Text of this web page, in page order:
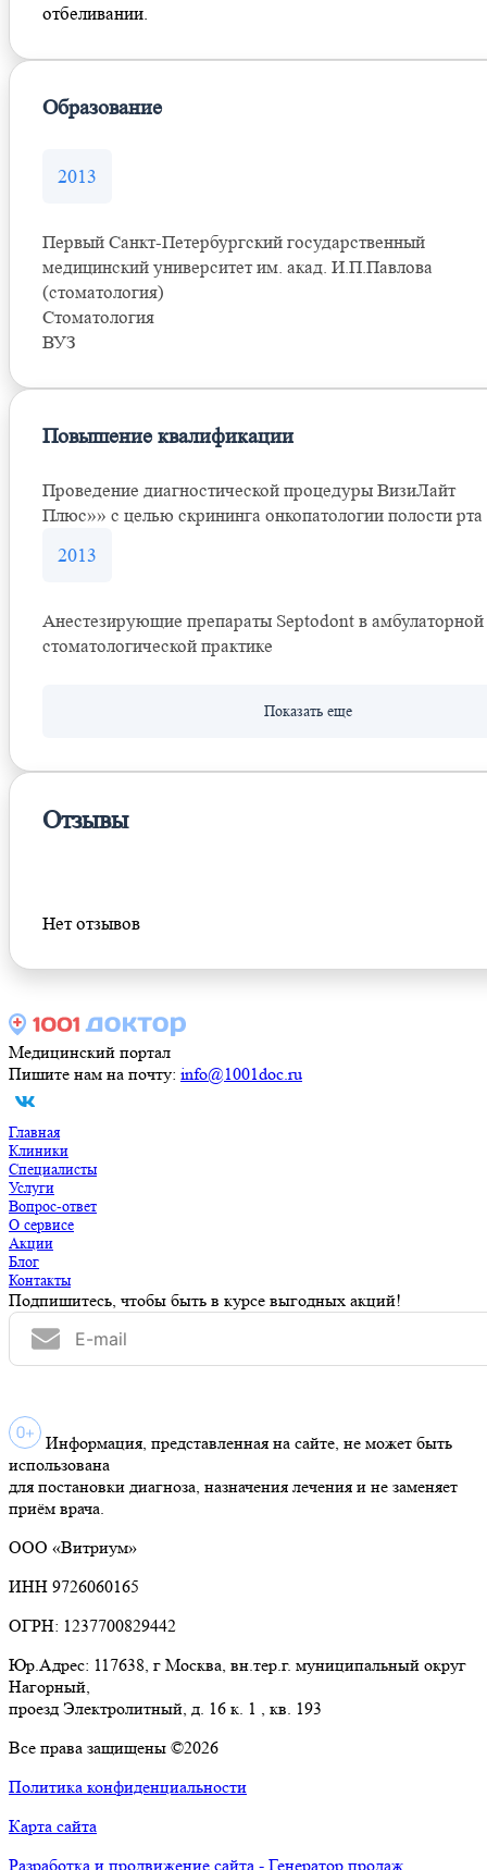
отбеливании.
Образование
2013
Первый Санкт-Петербургский государственный
медицинский университет им. акад. И.П.Павлова
(стоматология)
Стоматология
ВУЗ
Повышение квалификации
Проведение диагностической процедуры ВизиЛайт
Плюс»» с целью скрининга онкопатологии полости рта
2013
Анестезирующие препараты Septodont в амбулаторной
стоматологической практике
Отзывы
Нет отзывов
Медицинский портал
Пишите нам на почту: info@1001doc.ru
Главная
Клиники
Специалисты
Услуги
Вопрос-ответ
О сервисе
Акции
Блог
Контакты
Подпишитесь, чтобы быть в курсе выгодных акций!
Информация, представленная на сайте, не может быть
использована
для постановки диагноза, назначения лечения и не заменяет
приём врача.
ООО «Витриум»
ИНН 9726060165
ОГРН: 1237700829442
Юр.Адрес: 117638, г Москва, вн.тер.г. муниципальный округ
Нагорный,
проезд Электролитный, д. 16 к. 1 , кв. 193
Все права защищены ©2026
Политика конфиденциальности
Карта сайта
Разработка и продвижение сайта - Генератор продаж